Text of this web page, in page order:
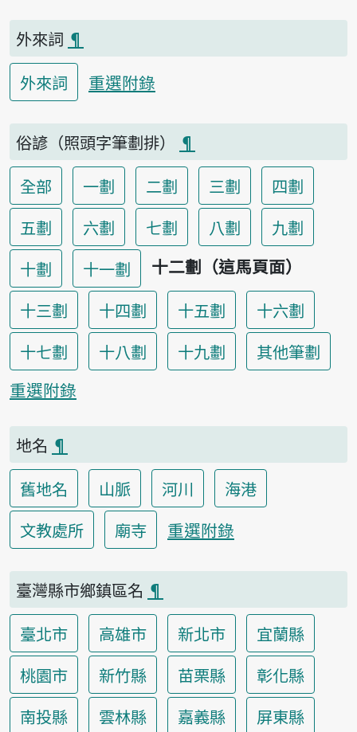
外來詞 ¶
外來詞
重選附錄
俗諺（照頭字筆劃排）
¶
全部
一劃 二劃 三劃
四劃
五劃
六劃 七劃 八劃
九劃
十劃
十一劃
十二劃（這馬頁面）
十三劃
十四劃 十五劃
十六劃
十七劃
十八劃 十九劃
其他筆劃
重選附錄
地名 ¶
舊地名
山脈 河川
海港
文教處所
廟寺 重選附錄
臺灣縣市鄉鎮區名 ¶
臺北市
高雄市 新北市
宜蘭縣
桃園市
新竹縣 苗栗縣
彰化縣
南投縣
雲林縣 嘉義縣
屏東縣